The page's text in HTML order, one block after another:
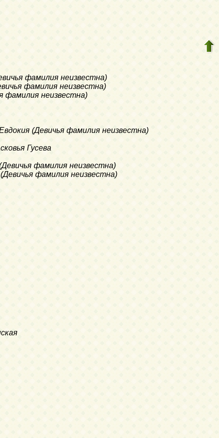
фамилия неизвестна)
фамилия неизвестна)
фамилия неизвестна)
(Девичья фамилия неизвестна)
Гусева
фамилия неизвестна)
фамилия неизвестна)